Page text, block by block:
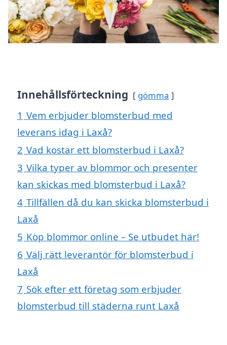
Innehållsförteckning gömma
1 Vem erbjuder blomsterbud med
leverans idag i Laxå?
2 Vad kostar ett blomsterbud i Laxå?
3 Vilka typer av blommor och presenter
kan skickas med blomsterbud i Laxå?
4 Tillfällen då du kan skicka blomsterbud i
Laxå
5 Köp blommor online – Se utbudet här!
6 Välj rätt leverantör för blomsterbud i
Laxå
7 Sök efter ett företag som erbjuder
blomsterbud till städerna runt Laxå